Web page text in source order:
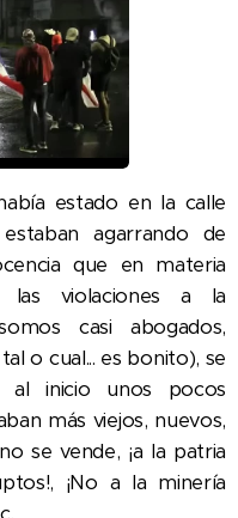
estado en la calle
agarrando de
que en materia
las violaciones a la
casi abogados,
o cual... es bonito), se
al inicio unos pocos
más viejos, nuevos,
se vende, ¡a la patria
¡No a la minería